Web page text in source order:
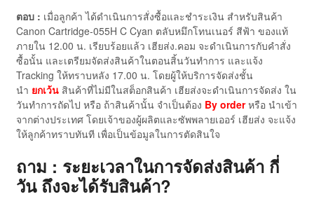
ตอบ : เมื่อลูกค้า ได้ดำเนินการสั่งซื้อและชำระเงิน สำหรับสินค้า
Canon Cartridge-055H C Cyan ตลับหมึกโทนเนอร์ สีฟ้า ของแท้
ภายใน 12.00 น. เรียบร้อยแล้ว เฮียส่ง.คอม จะดำเนินการกับคำสั่ง
ซื้อนั้น และเตรียมจัดส่งสินค้าในตอนสิ้นวันทำการ และแจ้ง
Tracking ให้ทราบหลัง 17.00 น. โดยผู้ให้บริการจัดส่งชั้น
นำ ยกเว้นสินค้าที่ไม่มีในสต็อกสินค้า เฮียส่งจะดำเนินการจัดส่ง ใน
วันทำการถัดไป หรือ ถ้าสินค้านั้น จำเป็นต้อง By orderหรือ นำเข้า
จากต่างประเทศ โดยเจ้าของผู้ผลิตและซัพพลายเออร์ เฮียส่ง จะแจ้ง
ให้ลูกค้าทราบทันที เพื่อเป็นข้อมูลในการตัดสินใจ
ถาม : ระยะเวลาในการจัดส่งสินค้า กี่
วัน ถึงจะได้รับสินค้า?